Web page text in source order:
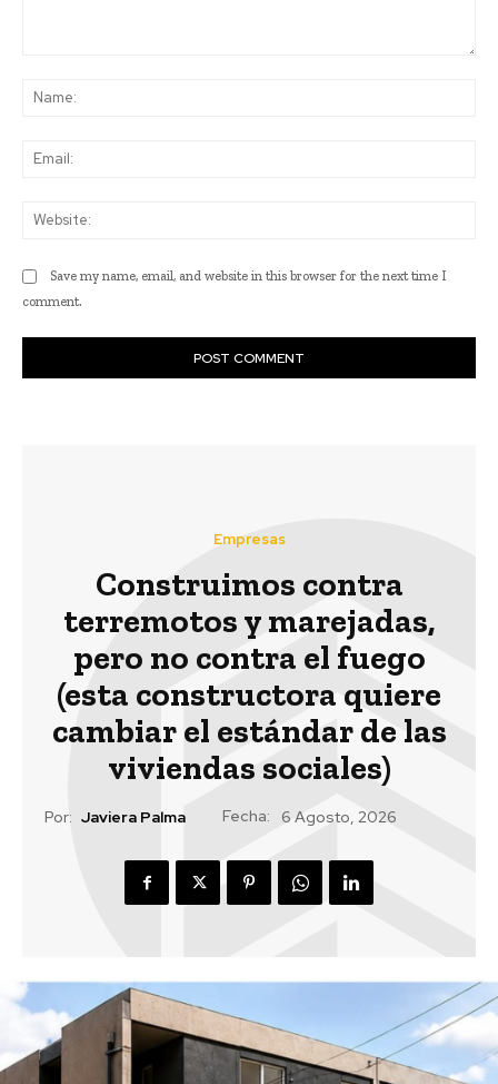
Save my name, email, and website in this browser for the next time I
comment.